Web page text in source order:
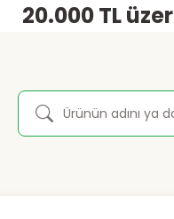
20.000 TL